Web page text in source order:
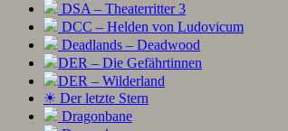
DSA – Theaterritter 3
DCC – Helden von Ludovicum
Deadlands – Deadwood
DER – Die Gefährtinnen
DER – Wilderland
☀ Der letzte Stern
Dragonbane